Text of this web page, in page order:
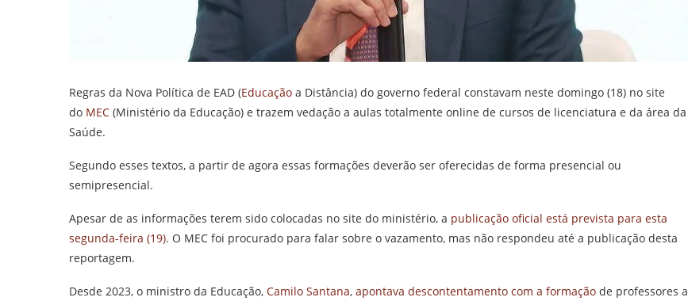
Regras da Nova Política de EAD (Educação a Distância) do governo federal constavam neste domingo (18) no site
do MEC (Ministério da Educação) e trazem vedação a aulas totalmente online de cursos de licenciatura e da área da
Saúde.
Segundo esses textos, a partir de agora essas formações deverão ser oferecidas de forma presencial ou
semipresencial.
Apesar de as informações terem sido colocadas no site do ministério, a publicação oficial está prevista para esta
segunda-feira (19). O MEC foi procurado para falar sobre o vazamento, mas não respondeu até a publicação desta
reportagem.
Desde 2023, o ministro da Educação, Camilo Santana, apontava descontentamento com a formação de professores a